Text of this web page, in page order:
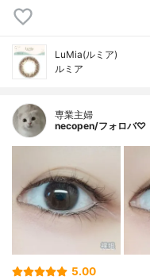
LuMia(ルミア)
ルミア
専業主婦
necopen/フォロバ♡
5.00